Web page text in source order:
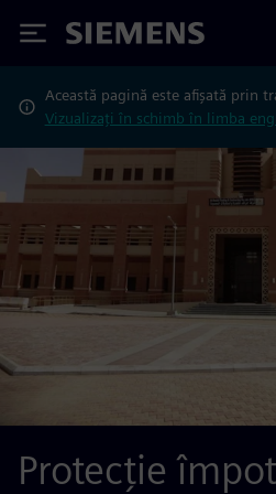
Siemens
Această pagină este afișată prin
Vizualizați în schimb în limba
Protecție